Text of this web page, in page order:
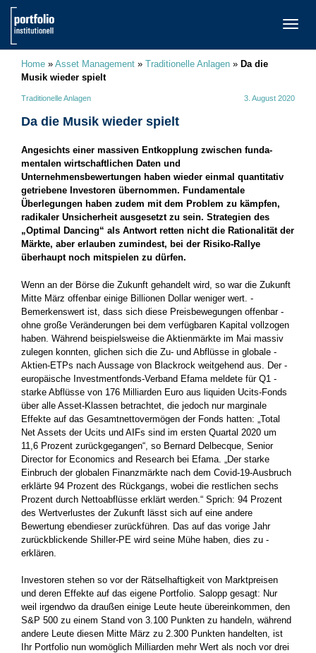
Home » Asset Management » Traditionelle Anlagen » Da die
Musik wieder spielt
Traditionelle Anlagen 3. August 2020
Da die Musik wieder spielt
Angesichts einer massiven Entkopplung zwischen funda­
mentalen wirtschaftlichen Daten und
Unternehmensbewertungen haben ­wieder einmal quantitativ
getriebene Investoren übernommen. Fundamentale
Überlegungen haben zudem mit dem Problem zu kämpfen,
radikaler Unsicherheit ­ausgesetzt zu sein. Strategien des
„Optimal Dancing“ als Antwort retten nicht die Rationalität der
Märkte, aber erlauben zumindest, bei der Risiko-Rallye
überhaupt noch mitspielen zu dürfen.
Wenn an der Börse die Zukunft gehandelt wird, so war die Zukunft
Mitte März offenbar einige Billionen Dollar weniger wert. ­
Bemerkenswert ist, dass sich diese Preisbewegungen offenbar ­
ohne große Veränderungen bei dem verfügbaren Kapital vollzogen
haben.­ ­Während beispielsweise die Aktienmärkte im Mai massiv
zulegen konnten, glichen sich die Zu- und Abflüsse in globale ­
Aktien-ETPs nach Aussage von Blackrock weitgehend aus. Der ­
europäische ­Investmentfonds-Verband Efama meldete für Q1 ­
starke ­Abflüsse von 176 Milliarden Euro aus liquiden Ucits-Fonds
über ­alle Asset-Klassen betrachtet, die jedoch nur marginale
Effekte auf das Gesamtnettovermögen der Fonds hatten: „Total
Net Assets der Ucits und AIFs sind im ­ersten Quartal 2020 um
11,6 Prozent ­zurückgegangen“, so Bernard Delbecque, Senior
Director for ­Economics and Research bei Efama. „Der starke
Einbruch der ­globalen Finanzmärkte nach dem Covid-19-Ausbruch
erklärte 94 Prozent des Rückgangs, wobei die restlichen sechs
Prozent durch Nettoabflüsse erklärt werden.“ Sprich: 94 Prozent
des Wert­verlustes der Zukunft lässt sich auf eine andere
Bewertung ebendieser ­zurückführen. Das auf das vorige Jahr
zurückblickende Shiller-PE wird seine Mühe haben, dies zu ­
erklären.
Investoren stehen so vor der Rätselhaftigkeit von Marktpreisen
und deren Effekte auf das eigene Portfolio. Salopp gesagt: Nur
weil ­irgendwo da draußen einige Leute heute übereinkommen, den
S&P 500 zu einem Stand von 3.100 Punkten zu handeln, während
andere Leute diesen Mitte März zu 2.300 Punkten handelten, ist
Ihr Portfolio nun womöglich Milliarden mehr Wert als noch vor drei